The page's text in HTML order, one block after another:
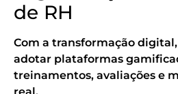
de RH
Com a transformação
adotar plataformas
treinamentos, avaliações e